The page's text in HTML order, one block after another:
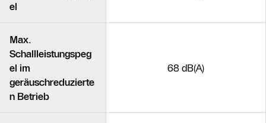
el
Max.
Schallleistungspeg
el im
geräuschreduzierte
n Betrieb
68 dB(A)